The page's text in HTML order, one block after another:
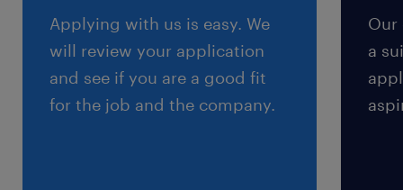
■福利厚生倶楽部 制度
■カルビ―グループ従業員持株会
■法定外労災保険
■テレワーク制度あり※職種による
Applying with us is easy. We
will review your application
and see if you are a good fit
for the job and the company.
Our
a